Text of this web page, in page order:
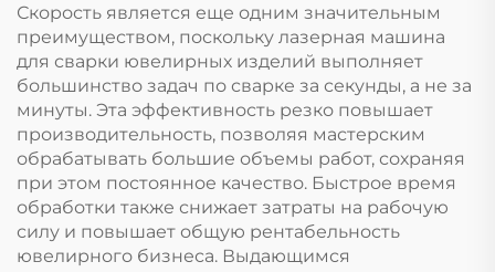
Скорость является еще одним значительным
преимуществом, поскольку лазерная машина
для сварки ювелирных изделий выполняет
большинство задач по сварке за секунды, а не за
минуты. Эта эффективность резко повышает
производительность, позволяя мастерским
обрабатывать большие объемы работ, сохраняя
при этом постоянное качество. Быстрое время
обработки также снижает затраты на рабочую
силу и повышает общую рентабельность
ювелирного бизнеса. Выдающимся